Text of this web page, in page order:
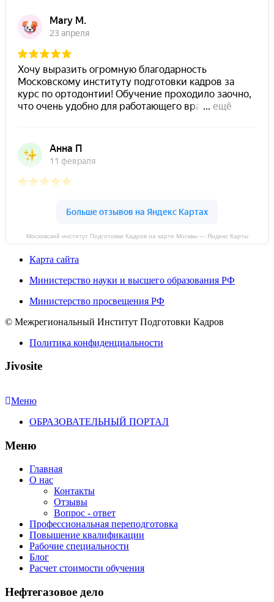
Московский институт Подготовки Кадров на карте Москвы — Яндекс Карты
Карта сайта
Министерство науки и высшего образования РФ
Министерство просвещения РФ
© Межрегиональный Институт Подготовки Кадров
Политика конфиденциальности
Jivosite
Меню
ОБРАЗОВАТЕЛЬНЫЙ ПОРТАЛ
Меню
Главная
О нас
Контакты
Отзывы
Вопрос - ответ
Профессиональная переподготовка
Повышение квалификации
Рабочие специальности
Блог
Расчет стоимости обучения
Нефтегазовое дело